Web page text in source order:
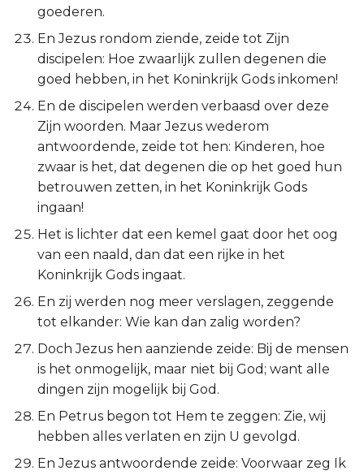
Maleáchi
goederen.
En Jezus rondom ziende, zeide tot Zijn
discipelen: Hoe zwaarlijk zullen degenen die
goed hebben, in het Koninkrijk Gods inkomen!
En de discipelen werden verbaasd over deze
Zijn woorden. Maar Jezus wederom
antwoordende, zeide tot hen: Kinderen, hoe
zwaar is het, dat degenen die op het goed hun
betrouwen zetten, in het Koninkrijk Gods
ingaan!
Het is lichter dat een kemel gaat door het oog
van een naald, dan dat een rijke in het
Koninkrijk Gods ingaat.
En zij werden nog meer verslagen, zeggende
tot elkander: Wie kan dan zalig worden?
Doch Jezus hen aanziende zeide: Bij de mensen
is het onmogelijk, maar niet bij God; want alle
dingen zijn mogelijk bij God.
En Petrus begon tot Hem te zeggen: Zie, wij
hebben alles verlaten en zijn U gevolgd.
En Jezus antwoordende zeide: Voorwaar zeg Ik